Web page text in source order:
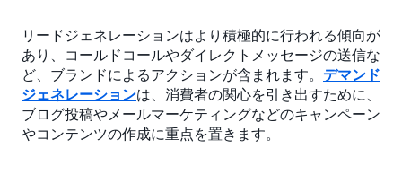
リードジェネレーションはより積極的に行われる傾向が
あり、コールドコールやダイレクトメッセージの送信な
ど、ブランドによるアクションが含まれます。 デマンド
ジェネレーションは、消費者の関心を引き出すために、
ブログ投稿やメールマーケティングなどのキャンペーン
やコンテンツの作成に重点を置きます。